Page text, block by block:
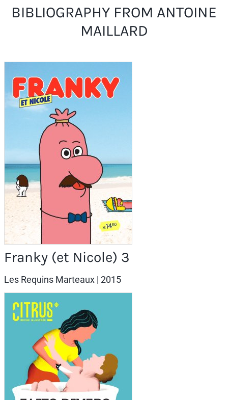
BIBLIOGRAPHY FROM ANTOINE
MAILLARD
Franky (et Nicole) 3
Les Requins Marteaux | 2015